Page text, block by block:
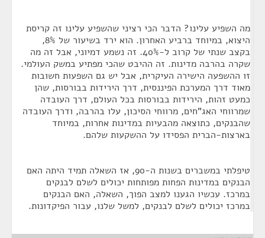
מה השפיע עלינו? הדבר הכי רציני שהשפיע עלינו זה קריסת
היצוא, במיוחד ברביע האחרון. הוא ירד בשיעור של 8%,
בקצב שנתי של קרוב ל-40%. זה נשמע דמיוני, אבל זה מה
שקרה בהרבה מדינות. זה ההיבט שהכי מפתיע במשק העולמי.
זו ההשפעה הישירה העיקרית, אבל יש גם השפעות חשובות
מאוד דרך המערכת הפיננסית, דרך הירידות בבורסות, שהן
כמעט זהות, הירידות בבורסות בכל העולם, דרך העובדה
שמרווחי האג"חים, מרווחי הסיכון, עלו בהרבה, ודרך העובדה
שהבנקים, כתוצאה מהבעיות במדינות אחרות, במיוחד
בארצות-הברית הפסידו על ההשקעות שלהם.
טיפלתי במשברים בשנות ה-90, אז השאלה תמיד היתה האם
הבנקים במדינות הפחות מפותחות יכולים לשלם לבנקים
במרכז. עכשיו הגענו למצב הפוך, השאלה, האם הבנקים
במרכז יכולים לשלם לבנקים, למשל שלנו, עבור הפיקדונות.